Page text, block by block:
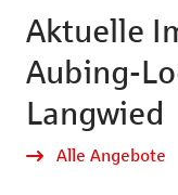
Aktuelle
Aubing-
Langwied
Alle Angebote